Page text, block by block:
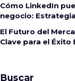
Cómo LinkedIn
negocio:
El Futuro del
Clave para el Éxito
Buscar